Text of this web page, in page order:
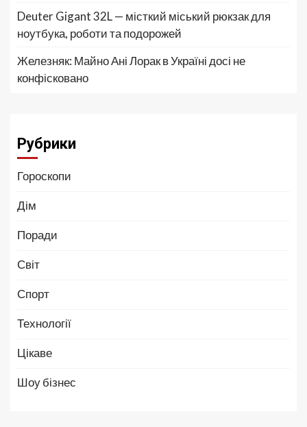
Deuter Gigant 32L — місткий міський рюкзак для
ноутбука, роботи та подорожей
Железняк: Майно Ані Лорак в Україні досі не
конфісковано
Рубрики
Гороскопи
Дім
Поради
Світ
Спорт
Технології
Цікаве
Шоу бізнес